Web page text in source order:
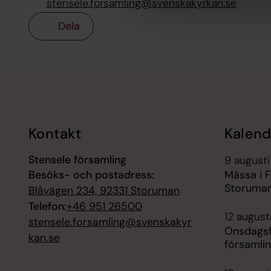
stensele.forsamling@svenskakyrkan.se
Dela
Kontakt
Stensele församling
Besöks- och postadress:
Blåvägen 234, 92331 Storuman
Telefon:+46 951 26500
stensele.forsamling@svenskakyr
kan.se
9 augusti
Mässa i
12